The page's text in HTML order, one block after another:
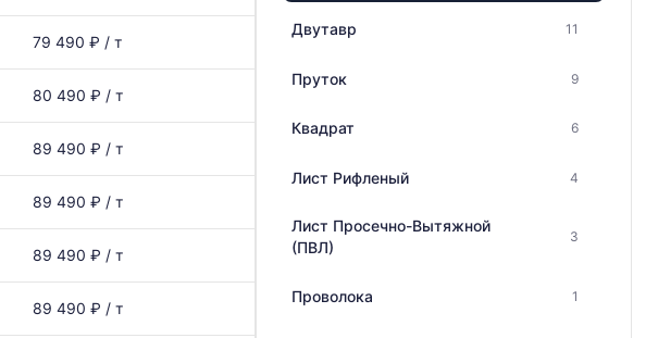
79 490 ₽ / т
80 490 ₽ / т
89 490 ₽ / т
89 490 ₽ / т
89 490 ₽ / т
89 490 ₽ / т
Двутавр 11
Пруток 9
Квадрат 6
Лист Рифленый 4
Лист Просечно-Вытяжной
(ПВЛ)
3
Проволока 1